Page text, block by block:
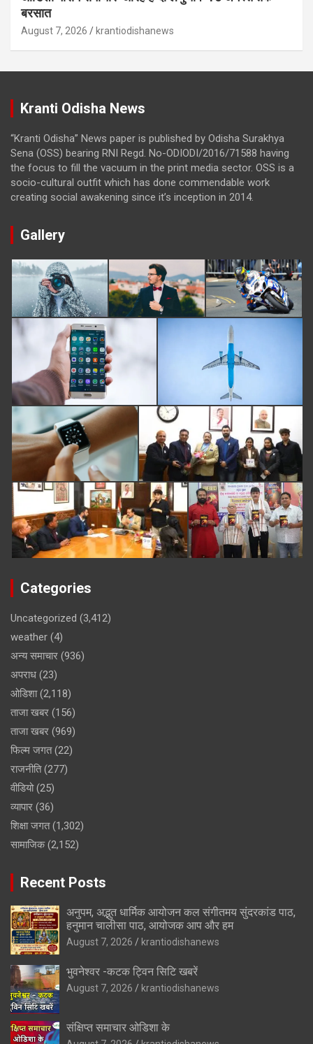
बरसात
August 7, 2026 krantiodishanews
Kranti Odisha News
“Kranti Odisha” News paper is published by Odisha Surakhya
Sena (OSS) bearing RNI Regd. No-ODIODI/2016/71588 having
the focus to fill the vacuum in the print media sector. OSS is a
socio-cultural outfit which has done commendable work
creating social awakening since it’s inception in 2014.
Gallery
Categories
Uncategorized (3,412)
weather (4)
अन्य समाचार (936)
अपराध (23)
ओडिशा(2,118)
ताजा खबर (156)
ताजा खबर (969)
फिल्म जगत(22)
राजनीति(277)
वीडियो(25)
व्यापार (36)
शिक्षा जगत(1,302)
सामाजिक(2,152)
Recent Posts
अनुपम, अद्भुत धार्मिक आयोजन कल संगीतमय सुंदरकांड पाठ,
हनुमान चालीसा पाठ, आयोजक आप और हम
August 7, 2026 krantiodishanews
भुवनेश्वर -कटक ट्विन सिटि खबरें
August 7, 2026 krantiodishanews
संक्षिप्त समाचार ओडिशा के